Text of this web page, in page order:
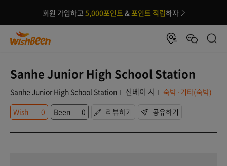
회원 가입하고 5,000포인트 &포인트 적립하자
Sanhe Junior High School Station
Sanhe Junior High School Station 신베이 시
숙박·기타(숙박)
Wish
0 Been 0 리뷰하기 공유하기